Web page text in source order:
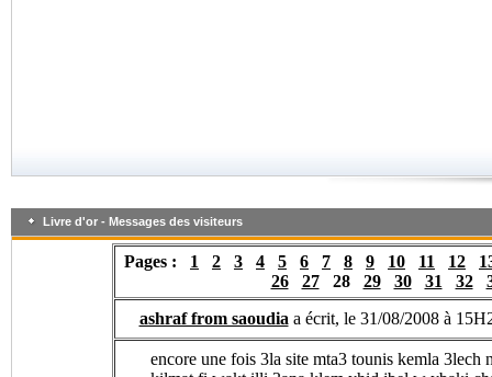
Livre d'or - Messages des visiteurs
Pages : 1 2 3 4 5 6 7 8 9 10 11 12
26
2728 29 30 31 32
ashraf from saoudia a écrit, le 31/08/2008 à
encore une fois 3la site mta3 tounis kemla